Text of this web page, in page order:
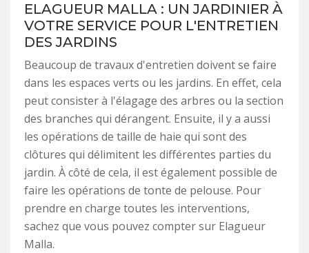
ELAGUEUR MALLA : UN JARDINIER À
VOTRE SERVICE POUR L'ENTRETIEN
DES JARDINS
Beaucoup de travaux d'entretien doivent se faire
dans les espaces verts ou les jardins. En effet, cela
peut consister à l'élagage des arbres ou la section
des branches qui dérangent. Ensuite, il y a aussi
les opérations de taille de haie qui sont des
clôtures qui délimitent les différentes parties du
jardin. À côté de cela, il est également possible de
faire les opérations de tonte de pelouse. Pour
prendre en charge toutes les interventions,
sachez que vous pouvez compter sur Elagueur
Malla.